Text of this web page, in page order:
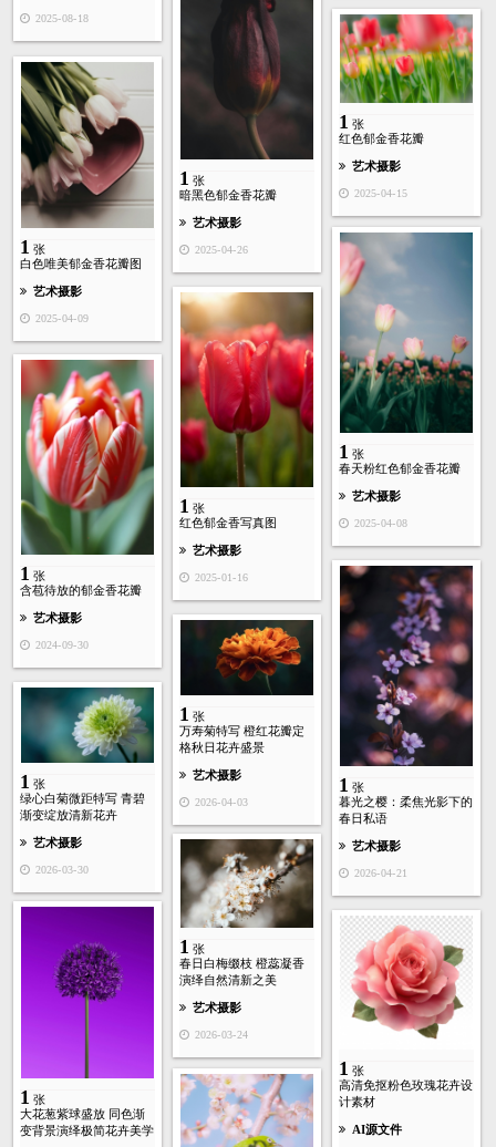
2025-08-18
1 张
暗黑色郁金香花瓣
艺术摄影
2025-04-26
1 张
红色郁金香花瓣
艺术摄影
2025-04-15
1 张
白色唯美郁金香花瓣图
艺术摄影
2025-04-09
1 张
春天粉红色郁金香花瓣
艺术摄影
2025-04-08
1 张
红色郁金香写真图
艺术摄影
2025-01-16
1 张
含苞待放的郁金香花瓣
艺术摄影
2024-09-30
1 张
暮光之樱：柔焦光影下的
春日私语
艺术摄影
2026-04-21
1 张
万寿菊特写 橙红花瓣定
格秋日花卉盛景
艺术摄影
2026-04-03
1 张
绿心白菊微距特写 青碧
渐变绽放清新花卉
艺术摄影
2026-03-30
1 张
春日白梅缀枝 橙蕊凝香
演绎自然清新之美
艺术摄影
2026-03-24
1 张
大花葱紫球盛放 同色渐
变背景演绎极简花卉美学
1 张
高清免抠粉色玫瑰花卉设
计素材
AI源文件